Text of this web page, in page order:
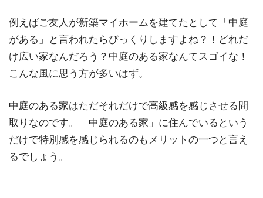
例えばご友人が新築マイホームを建てたとして「中庭
がある」と言われたらびっくりしますよね？！どれだ
け広い家なんだろう？中庭のある家なんてスゴイな！
こんな風に思う方が多いはず。
中庭のある家はただそれだけで高級感を感じさせる間
取りなのです。「中庭のある家」に住んでいるという
だけで特別感を感じられるのもメリットの一つと言え
るでしょう。